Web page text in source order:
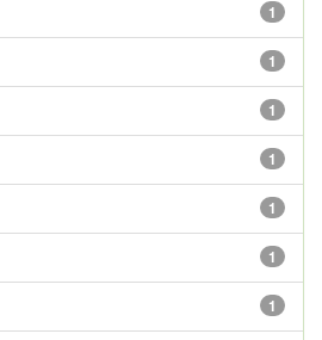
1
1
1
1
1
1
1